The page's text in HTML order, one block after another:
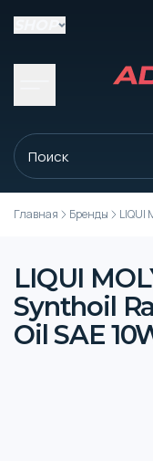
Главная Бренды LIQUI
LIQUI
Synthoil
Oil SAE